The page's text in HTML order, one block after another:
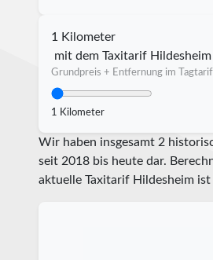
1 Kilometer
mit dem Taxitarif Hildesheim
Grundpreis + Entfernung im
1 Kilometer
Wir haben insgesamt 2
seit 2018 bis heute dar.
aktuelle Taxitarif Hildesheim ist